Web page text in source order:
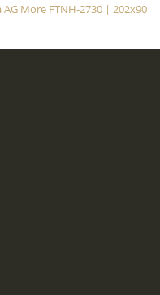
More FTNH-2730 | 202x90